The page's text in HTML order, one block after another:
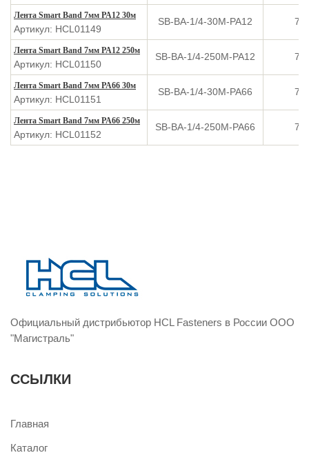
Лента Smart Band 7мм PA12 30м
Артикул: HCL01149
SB-BA-1/4-30M-PA12 7
Лента Smart Band 7мм PA12 250м
Артикул: HCL01150
SB-BA-1/4-250M-PA12 7
Лента Smart Band 7мм PA66 30м
Артикул: HCL01151
SB-BA-1/4-30M-PA66 7
Лента Smart Band 7мм PA66 250м
Артикул: HCL01152
SB-BA-1/4-250M-PA66 7
Официальный дистрибьютор HCL Fasteners в России ООО
"Магистраль"
ССЫЛКИ
Главная
Каталог